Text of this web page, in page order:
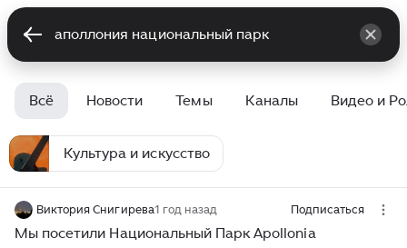
Всё Новости Темы Каналы Видео и
Культура и искусство
Виктория Снигирева1 год назад Подписаться
Мы посетили Национальный Парк Apollonia